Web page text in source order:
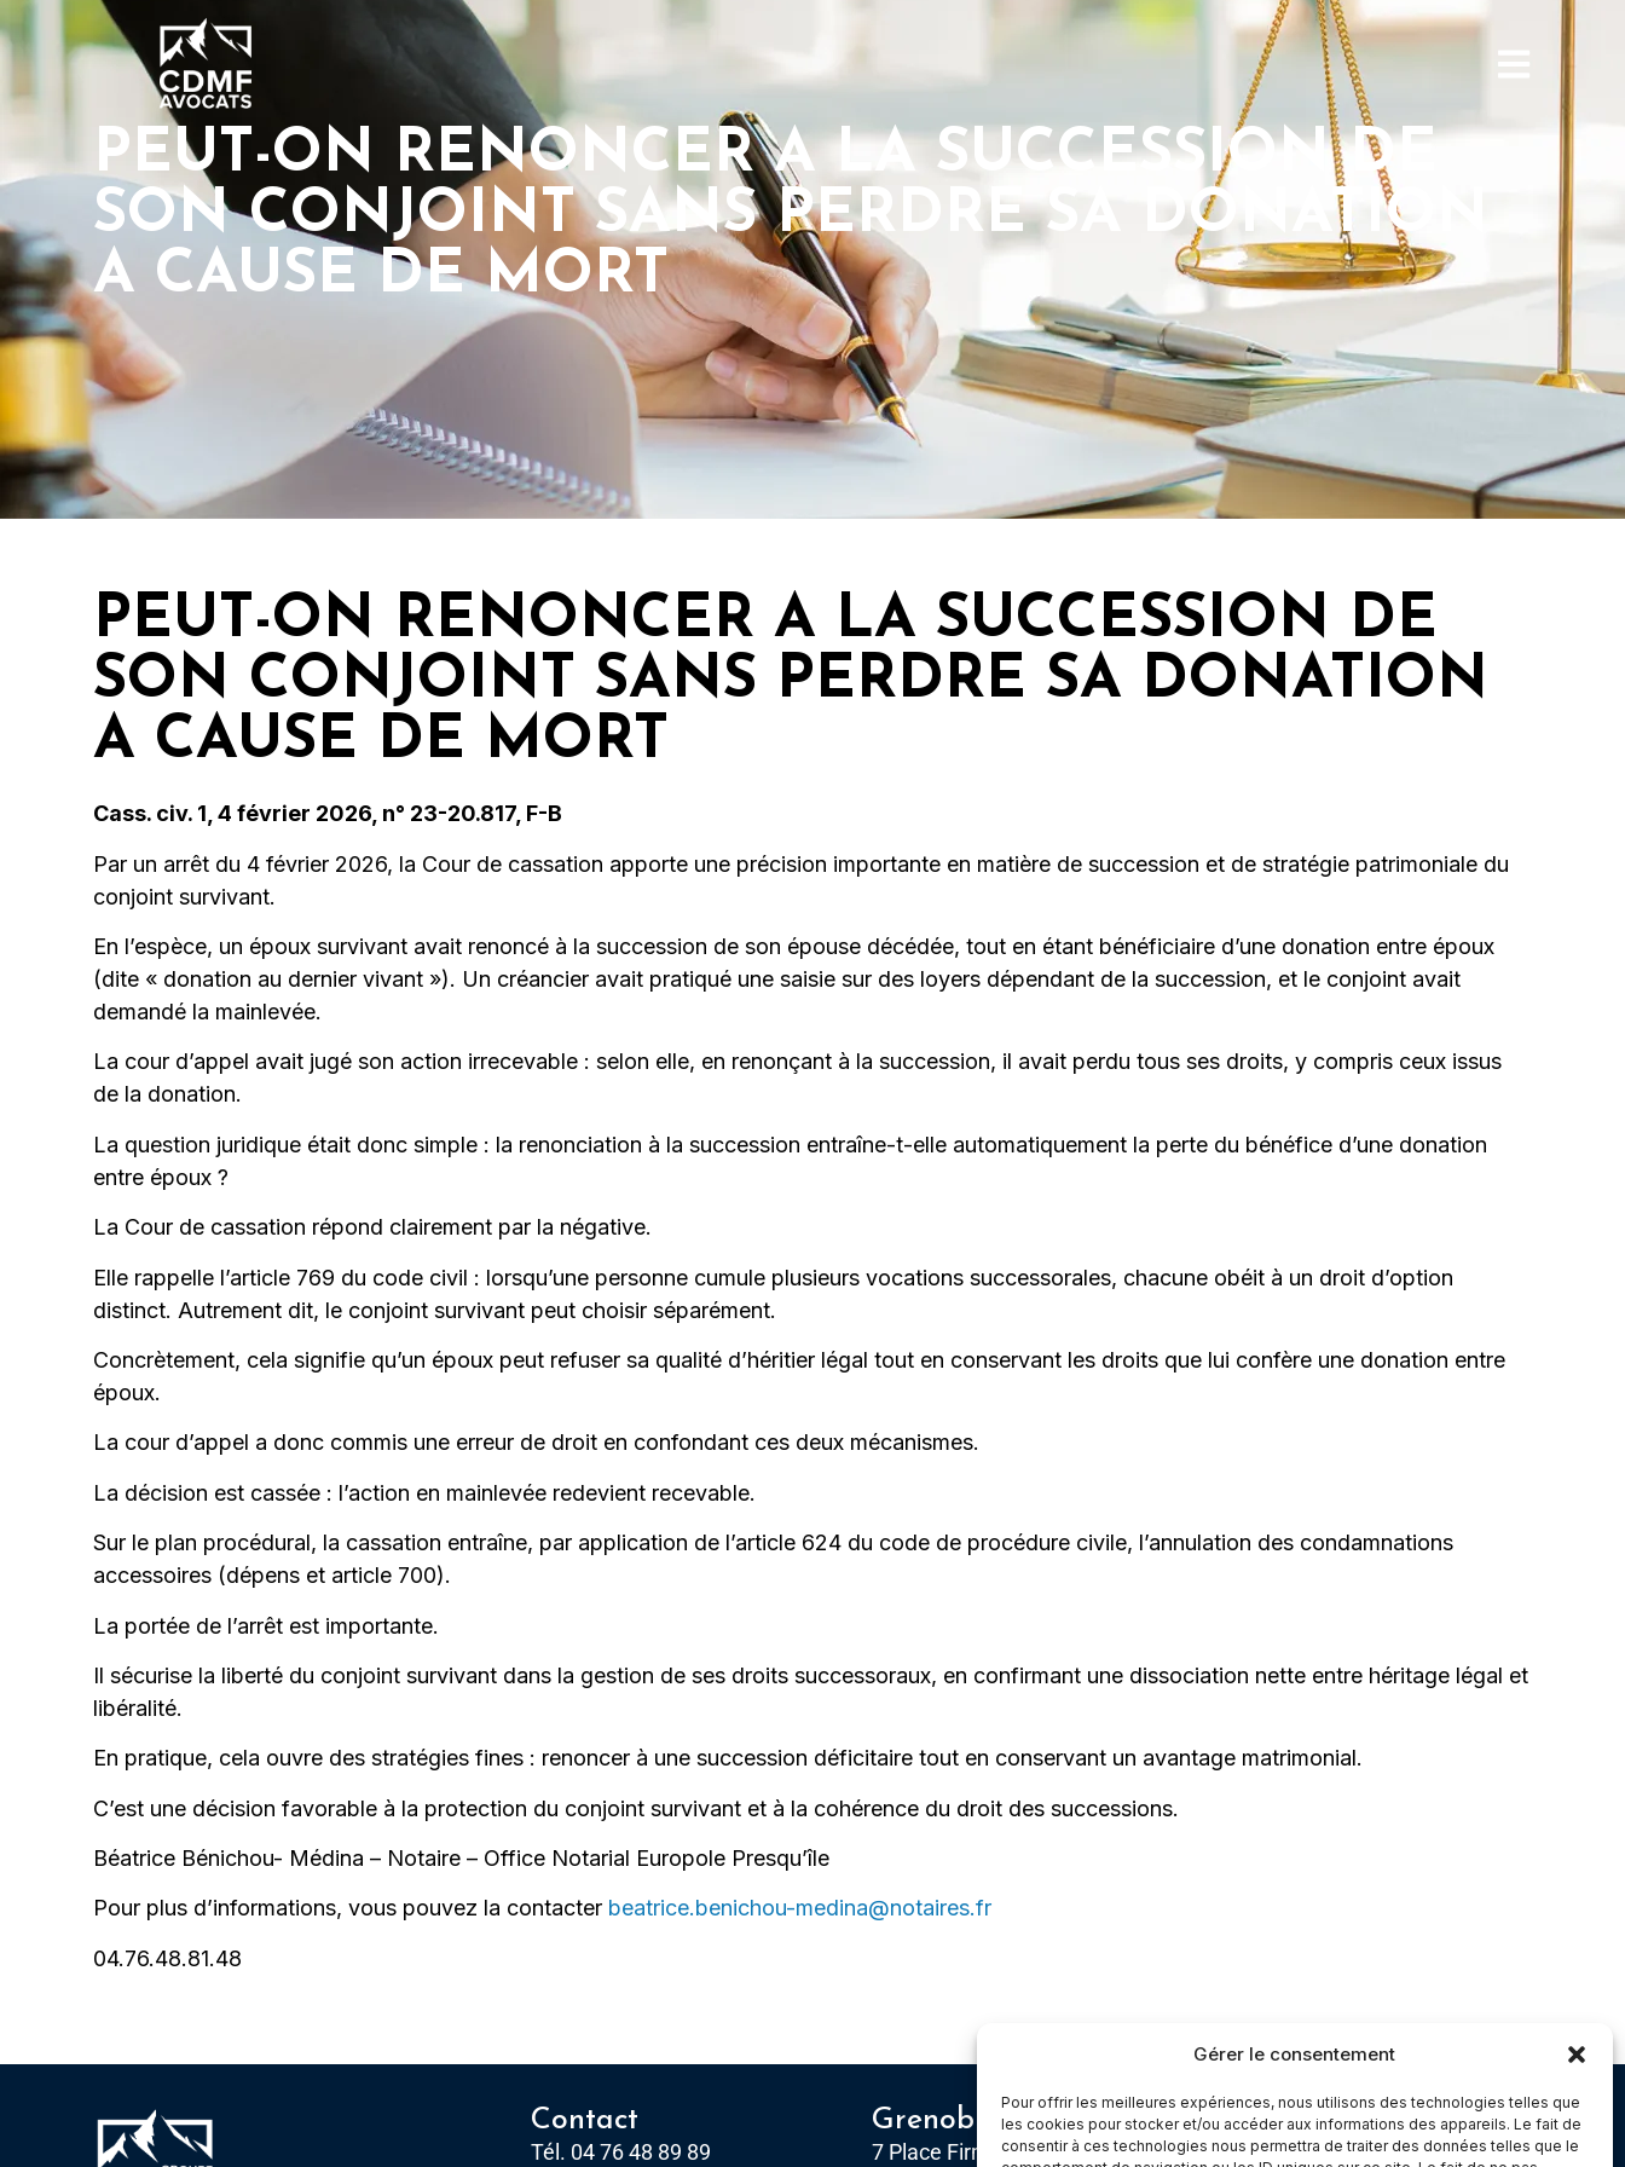
Gérer le consentement
Pour offrir les meilleures expériences, nous utilisons des technologies telles que
les cookies pour stocker et/ou accéder aux informations des appareils. Le fait de
consentir à ces technologies nous permettra de traiter des données telles que le
PEUT-ON RENONCER A LA SUCCESSION DE
SON CONJOINT SANS PERDRE SA DONATION
A CAUSE DE MORT
PEUT-ON RENONCER A LA SUCCESSION DE
SON CONJOINT SANS PERDRE SA DONATION
A CAUSE DE MORT
Cass. civ. 1, 4 février 2026, n° 23-20.817, F-B
Par un arrêt du 4 février 2026, la Cour de cassation apporte une précision importante en matière de succession et de stratégie patrimoniale du
conjoint survivant.
En l’espèce, un époux survivant avait renoncé à la succession de son épouse décédée, tout en étant bénéficiaire d’une donation entre époux
(dite « donation au dernier vivant »). Un créancier avait pratiqué une saisie sur des loyers dépendant de la succession, et le conjoint avait
demandé la mainlevée.
La cour d’appel avait jugé son action irrecevable : selon elle, en renonçant à la succession, il avait perdu tous ses droits, y compris ceux issus
de la donation.
La question juridique était donc simple : la renonciation à la succession entraîne-t-elle automatiquement la perte du bénéfice d’une donation
entre époux ?
La Cour de cassation répond clairement par la négative.
Elle rappelle l’article 769 du code civil : lorsqu’une personne cumule plusieurs vocations successorales, chacune obéit à un droit d’option
distinct. Autrement dit, le conjoint survivant peut choisir séparément.
Concrètement, cela signifie qu’un époux peut refuser sa qualité d’héritier légal tout en conservant les droits que lui confère une donation entre
époux.
La cour d’appel a donc commis une erreur de droit en confondant ces deux mécanismes.
La décision est cassée : l’action en mainlevée redevient recevable.
Sur le plan procédural, la cassation entraîne, par application de l’article 624 du code de procédure civile, l’annulation des condamnations
accessoires (dépens et article 700).
La portée de l’arrêt est importante.
Il sécurise la liberté du conjoint survivant dans la gestion de ses droits successoraux, en confirmant une dissociation nette entre héritage légal et
libéralité.
En pratique, cela ouvre des stratégies fines : renoncer à une succession déficitaire tout en conservant un avantage matrimonial.
C’est une décision favorable à la protection du conjoint survivant et à la cohérence du droit des successions.
Béatrice Bénichou- Médina – Notaire – Office Notarial Europole Presqu’île
Pour plus d’informations, vous pouvez la contacter beatrice.benichou-medina@notaires.fr
04.76.48.81.48
Contact
Tél. 04 76 48 89 89
Grenoble
7 Place Firmin Gautier
Chambery
Immeuble le Paris